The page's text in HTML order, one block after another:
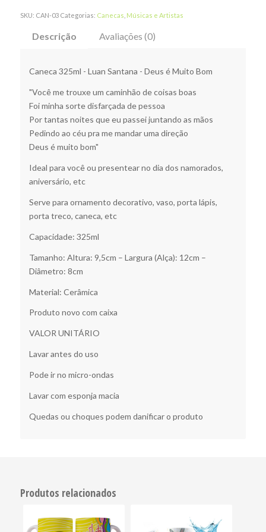
SKU: CAN-03 Categorias: Canecas Músicas e Artistas
Descrição Avaliações (0)
Caneca 325ml - Luan Santana - Deus é Muito Bom
"Você me trouxe um caminhão de coisas boas
Foi minha sorte disfarçada de pessoa
Por tantas noites que eu passei juntando as mãos
Pedindo ao céu pra me mandar uma direção
Deus é muito bom"
Ideal para você ou presentear no dia dos namorados,
aniversário, etc
Serve para ornamento decorativo, vaso, porta lápis,
porta treco, caneca, etc
Capacidade: 325ml
Tamanho: Altura: 9,5cm – Largura (Alça): 12cm –
Diâmetro: 8cm
Material: Cerâmica
Produto novo com caixa
VALOR UNITÁRIO
Lavar antes do uso
Pode ir no micro-ondas
Lavar com esponja macia
Quedas ou choques podem danificar o produto
Produtos relacionados